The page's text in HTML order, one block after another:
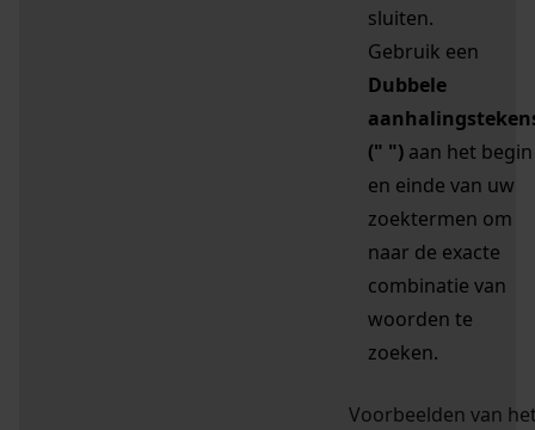
sluiten.
Gebruik een
Dubbele
(" ") aan het begin
en einde van uw
zoektermen om
naar de exacte
combinatie van
woorden te
zoeken.
Voorbeelden van